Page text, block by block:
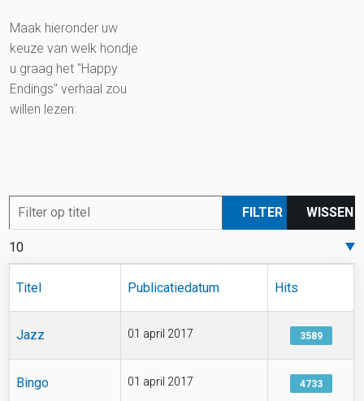
Maak hieronder uw
keuze van welk hondje
u graag het "Happy
Endings" verhaal zou
willen lezen:
Filter op titel FILTER
WISSEN
Toon #
Titel Publicatiedatum Hits
Jazz 01 april 2017 3589
Bingo 01 april 2017 4733